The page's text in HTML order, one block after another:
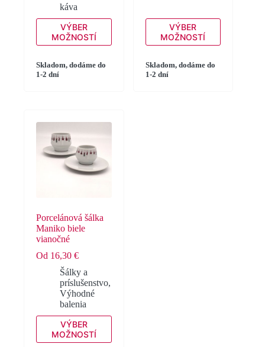
káva
VÝBER
MOŽNOSTÍ
Tento
produkt
má
variantov.
Možnosti
produktu.
Skladom, dodáme do
1-2 dní
VÝBER
MOŽNOSTÍ
Tento
produkt
má
variantov.
Možnosti
Skladom, dodáme do
1-2 dní
Porcelánová šálka
Maniko biele
vianočné
Od 16,30 €
Šálky a
príslušenstvo,
Výhodné
balenia
VÝBER
MOŽNOSTÍ
Tento
produkt
má